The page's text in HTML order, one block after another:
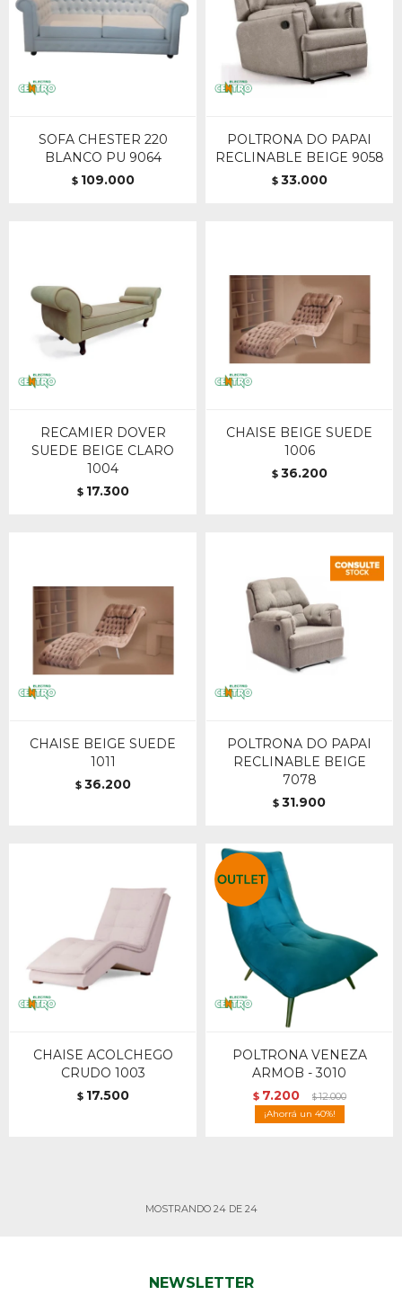
SOFA CHESTER 220
BLANCO PU 9064
$ 109.000
POLTRONA DO PAPAI
RECLINABLE BEIGE 9058
$ 33.000
RECAMIER DOVER
SUEDE BEIGE CLARO
1004
$ 17.300
CHAISE BEIGE SUEDE
1006
$ 36.200
CHAISE BEIGE SUEDE
1011
$ 36.200
POLTRONA DO PAPAI
RECLINABLE BEIGE
7078
$ 31.900
CHAISE ACOLCHEGO
CRUDO 1003
$ 17.500
POLTRONA VENEZA
ARMOB - 3010
$ 7.200 $12.000
40
MOSTRANDO 24DE 24
NEWSLETTER